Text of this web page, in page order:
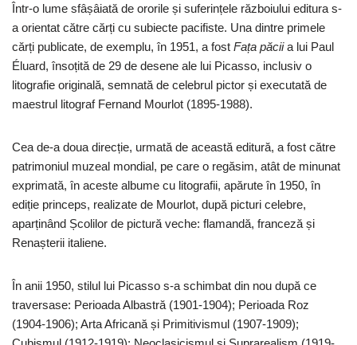
Într-o lume sfâșâiată de ororile și suferințele războiului editura s-
a orientat către cărți cu subiecte pacifiste. Una dintre primele
cărți publicate, de exemplu, în 1951, a fost Fața păciia lui Paul
Éluard, însoțită de 29 de desene ale lui Picasso, inclusiv o
litografie originală, semnată de celebrul pictor și executată de
maestrul litograf Fernand Mourlot (1895-1988).
Cea de-a doua direcție, urmată de această editură, a fost către
patrimoniul muzeal mondial, pe care o regăsim, atât de minunat
exprimată, în aceste albume cu litografii, apărute în 1950, în
ediție princeps, realizate de Mourlot, după picturi celebre,
aparținând Școlilor de pictură veche: flamandă, franceză și
Renașterii italiene.
În anii 1950, stilul lui Picasso s-a schimbat din nou după ce
traversase: Perioada Albastră (1901-1904); Perioada Roz
(1904-1906); Arta Africană și Primitivismul (1907-1909);